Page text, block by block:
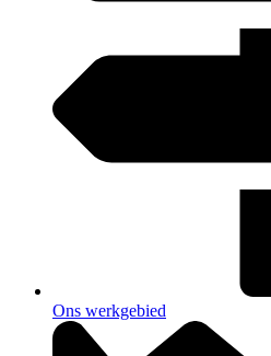
Ons werkgebied